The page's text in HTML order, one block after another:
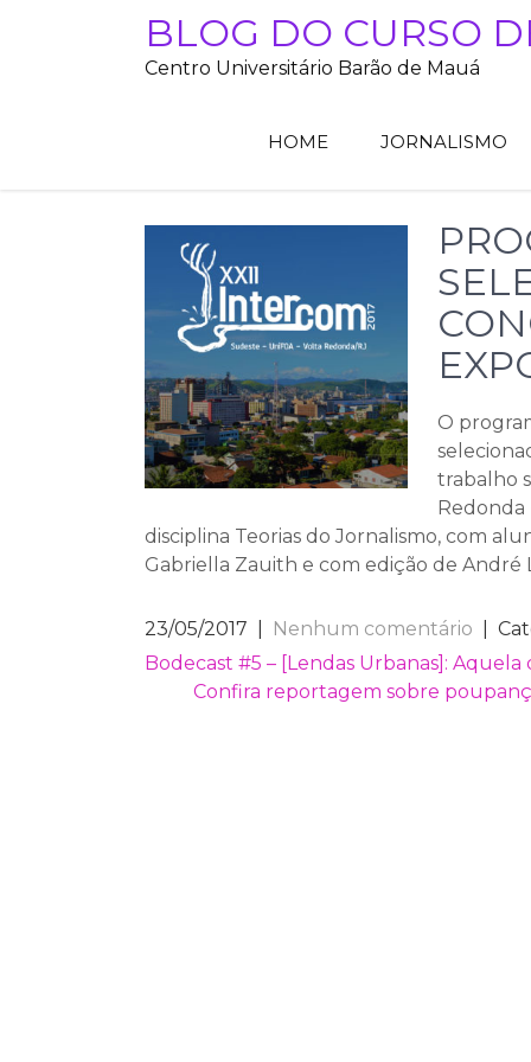
BLOG DO CURSO
Centro Universitário Barão de Mauá
HOME JORNALISMO
O
trabalho
Redonda
disciplina Teorias do Jornalismo, com
Gabriella Zauith e com edição de André
23/05/2017 Nenhum comentário |
NAVEGAÇÃO
Bodecast #5 – [Lendas Urbanas]: Aquela
Confira reportagem sobre